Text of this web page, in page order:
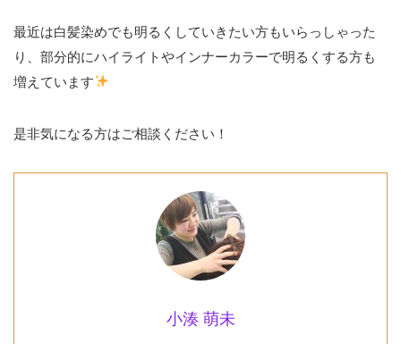
最近は白髪染めでも明るくしていきたい方もいらっしゃった
り、部分的にハイライトやインナーカラーで明るくする方も
増えています
是非気になる方はご相談ください！
小湊 萌未